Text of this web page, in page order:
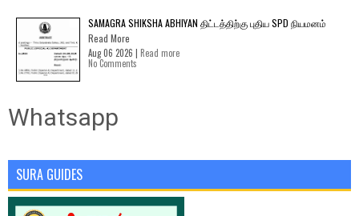
SAMAGRA SHIKSHA ABHIYAN திட்டத்திற்கு புதிய SPD நியமனம்
Read More
Aug 06 2026 | Read more
No Comments
Whatsapp
SURA GUIDES